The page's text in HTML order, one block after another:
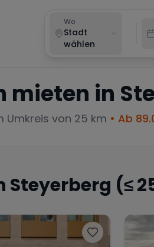
Wo
Stadt
wählen
mieten in
Umkreis von 25 km • Ab
Steyerberg (≤